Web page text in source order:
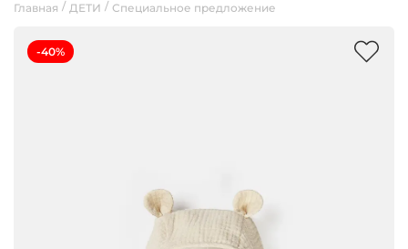
Главная ДЕТИ Специальное предложение
-40%